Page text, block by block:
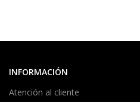
INFORMACIÓN
Atención al cliente